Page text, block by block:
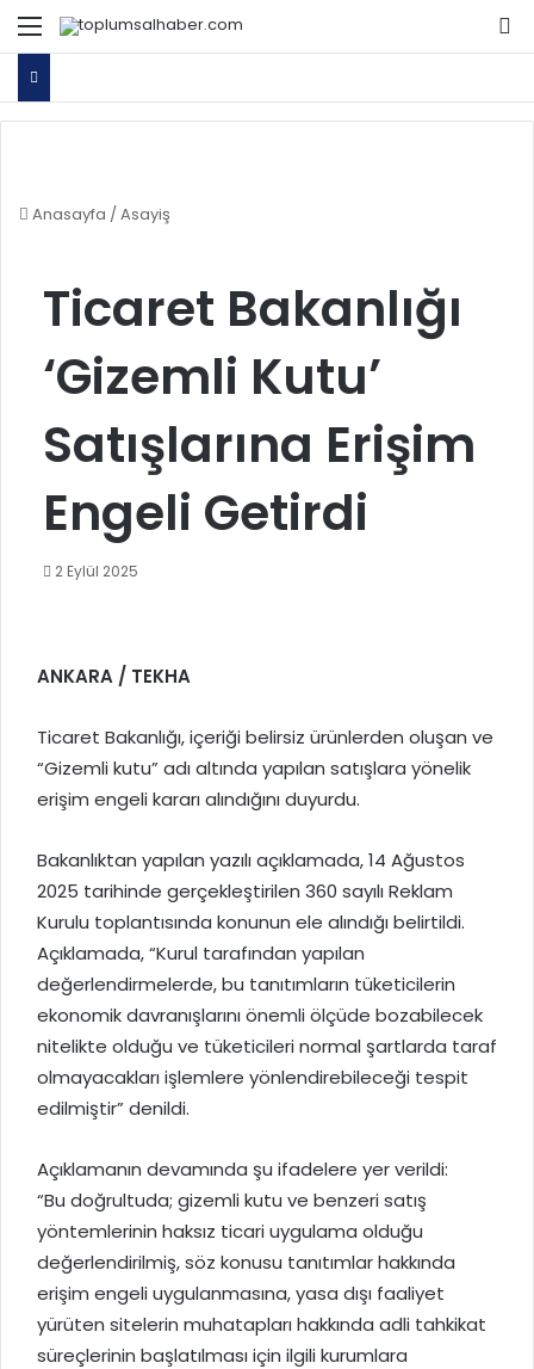
Menü
Anasayfa /Asayiş
Ticaret Bakanlığı
‘Gizemli Kutu’
Satışlarına Erişim
Engeli Getirdi
2 Eylül 2025
ANKARA / TEKHA
Ticaret Bakanlığı, içeriği belirsiz ürünlerden oluşan ve
“Gizemli kutu” adı altında yapılan satışlara yönelik
erişim engeli kararı alındığını duyurdu.
Bakanlıktan yapılan yazılı açıklamada, 14 Ağustos
2025 tarihinde gerçekleştirilen 360 sayılı Reklam
Kurulu toplantısında konunun ele alındığı belirtildi.
Açıklamada, “Kurul tarafından yapılan
değerlendirmelerde, bu tanıtımların tüketicilerin
ekonomik davranışlarını önemli ölçüde bozabilecek
nitelikte olduğu ve tüketicileri normal şartlarda taraf
olmayacakları işlemlere yönlendirebileceği tespit
edilmiştir” denildi.
Açıklamanın devamında şu ifadelere yer verildi:
“Bu doğrultuda; gizemli kutu ve benzeri satış
yöntemlerinin haksız ticari uygulama olduğu
değerlendirilmiş, söz konusu tanıtımlar hakkında
erişim engeli uygulanmasına, yasa dışı faaliyet
yürüten sitelerin muhatapları hakkında adli tahkikat
süreçlerinin başlatılması için ilgili kurumlara